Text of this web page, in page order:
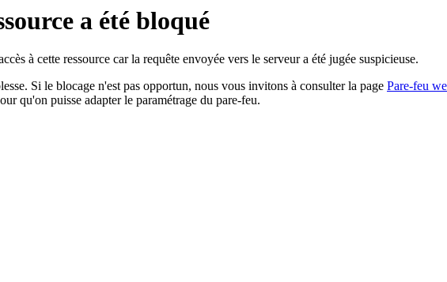
a été bloqué
à cette ressource car la requête envoyée vers le serveur a été jugée suspicieuse.
Si le blocage n'est pas opportun, nous vous invitons à consulter la page Pare-feu
qu'on puisse adapter le paramétrage du pare-feu.